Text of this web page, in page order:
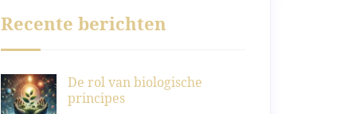
Recente berichten
De rol van biologische
principes